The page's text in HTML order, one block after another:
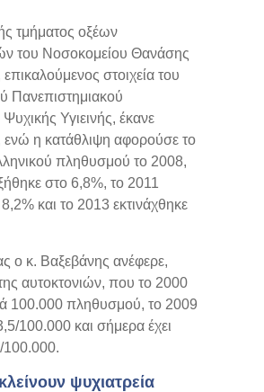
τμήματος οξέων
του Νοσοκομείου Θανάσης
στοιχεία του
Πανεπιστημιακού
Ψυχικής Υγιεινής, έκανε
ενώ η κατάθλιψη αφορούσε το
πληθυσμού το 2008,
στο 6,8%, το 2011
και το 2013 εκτινάχθηκε
ο κ. Βαξεβάνης ανέφερε,
αυτοκτονιών, που το 2000
100.000 πληθυσμού, το 2009
100.000 και σήμερα έχει
100.000.
ψυχιατρεία